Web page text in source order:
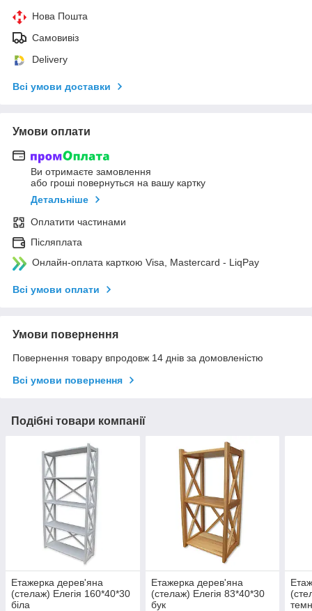
Нова Пошта
Самовивіз
Delivery
Всі умови доставки
Умови оплати
Ви отримаєте замовлення
або гроші повернуться на вашу картку
Детальніше
Оплатити частинами
Післяплата
Онлайн-оплата карткою Visa, Mastercard - LiqPay
Всі умови оплати
Умови повернення
Повернення товару впродовж 14 днів за домовленістю
Всі умови повернення
Подібні товари компанії
Етажерка дерев'яна
(стелаж) Елегія 160*40*30
біла
Етажерка дерев'яна
(стелаж) Елегія 83*40*30
бук